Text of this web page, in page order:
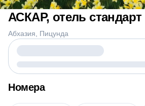
АСКАР, отель стандарт
Абхазия Пицунда
Номера